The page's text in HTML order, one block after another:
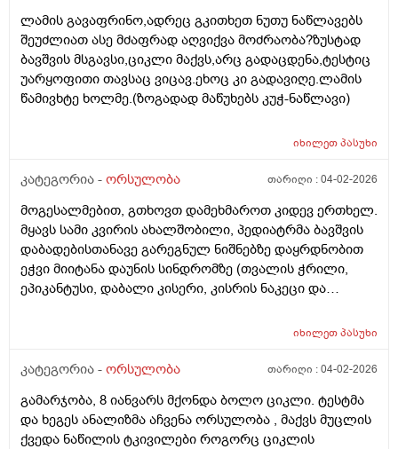
ლამის გავაფრინო,ადრეც გკითხეთ ნუთუ ნაწლავებს
შეუძლიათ ასე მძაფრად აღვიქვა მოძრაობა?ზუსტად
ბავშვის მსგავსი,ციკლი მაქვს,არც გადაცდენა,ტესტიც
უარყოფითი თავსაც ვიცავ.ეხოც კი გადავიღე.ლამის
წამივხტე ხოლმე.(ზოგადად მაწუხებს კუჭ-ნაწლავი)
იხილეთპასუხი
კატეგორია - ორსულობა თარიღი :04-02-2026
მოგესალმებით, გთხოვთ დამეხმაროთ კიდევ ერთხელ.
მყავს სამი კვირის ახალშობილი, პედიატრმა ბავშვის
დაბადებისთანავე გარეგნულ ნიშნებზე დაყრდნობით
ეჭვი მიიტანა დაუნის სინდრომზე (თვალის ჭრილი,
ეპიკანტუსი, დაბალი კისერი, კისრის ნაკეცი და
აღმოაჩნდა გულის მანკი, ასევე სმენის პრობლემა და
მირჩიოთ ჯერ გენეტიკოსის კონსულტაცია მჭირდება
იხილეთპასუხი
კატეგორია - ორსულობა თარიღი :04-02-2026
გამარჯობა, 8 იანვარს მქონდა ბოლო ციკლი. ტესტმა
და ხეგეს ანალიზმა აჩვენა ორსულობა , მაქვს მუცლის
ქვედა ნაწილის ტკივილები როგორც ციკლის